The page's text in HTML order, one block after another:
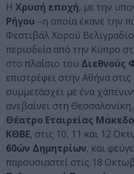
H Χρυσή εποχή, με την
Ρήγου –η οποία έκανε την
Φεστιβάλ Χορού
περιοδεία από την Κύπρο
στο πλαίσιο του Διεθνούς
επιστρέφει στην Αθήνα
συμμετάσχει με ένα
ανεβαίνει στη
Θέατρο Εταιρείας
ΚΘΒΕ, στις 10, 11 και 12
60ών Δημητρίων, και
παρουσιαστεί στις 18